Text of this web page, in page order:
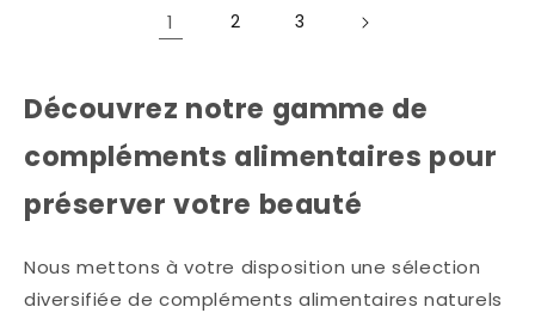
1 2 3
Découvrez notre gamme de
compléments alimentaires pour
préserver votre beauté
Nous mettons à votre disposition une sélection
diversifiée de compléments alimentaires naturels